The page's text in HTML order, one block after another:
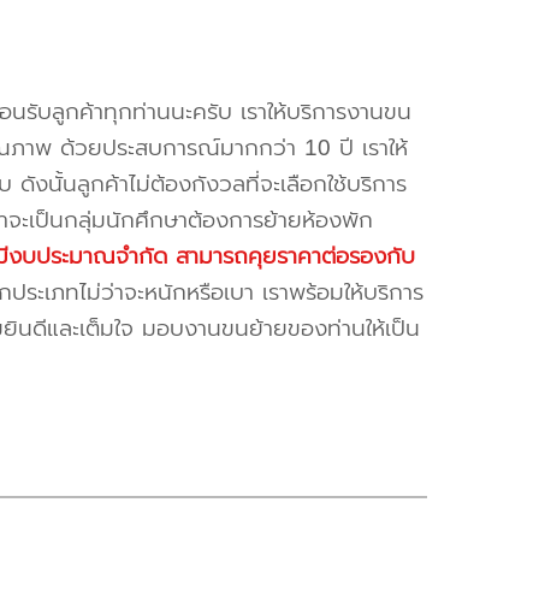
รับลูกค้าทุกท่านนะครับ เราให้บริการงานขน
พ ด้วยประสบการณ์มากกว่า 10 ปี เราให้
ดังนั้นลูกค้าไม่ต้องกังวลที่จะเลือกใช้บริการ
าจะเป็นกลุ่มนักศึกษาต้องการย้ายห้องพัก
บประมาณจำกัด สามารถคุยราคาต่อรองกับ
ะเภทไม่ว่าจะหนักหรือเบา เราพร้อมให้บริการ
ดีและเต็มใจ มอบงานขนย้ายของท่านให้เป็น